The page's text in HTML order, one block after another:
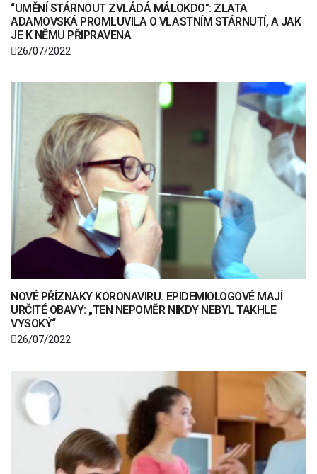
“UMĚNÍ STÁRNOUT ZVLÁDÁ MÁLOKDO”: ZLATA
ADAMOVSKÁ PROMLUVILA O VLASTNÍM STÁRNUTÍ, A JAK
JE K NĚMU PŘIPRAVENA
26/07/2022
NOVÉ PŘÍZNAKY KORONAVIRU. EPIDEMIOLOGOVÉ MAJÍ
URČITÉ OBAVY: „TEN NEPOMĚR NIKDY NEBYL TAKHLE
VYSOKÝ“
26/07/2022